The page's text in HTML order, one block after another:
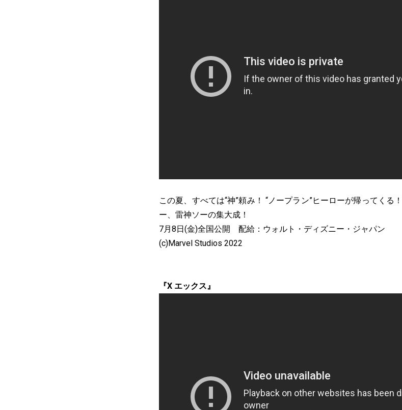
この夏、すべては“神”頼み！ “ノープラン”ヒーローが帰ってくる
ー、雷神ソーの集大成！
7月8日(金)全国公開 配給：ウォルト・ディズニー・ジャパン
(c)Marvel Studios 2022
『X エックス』